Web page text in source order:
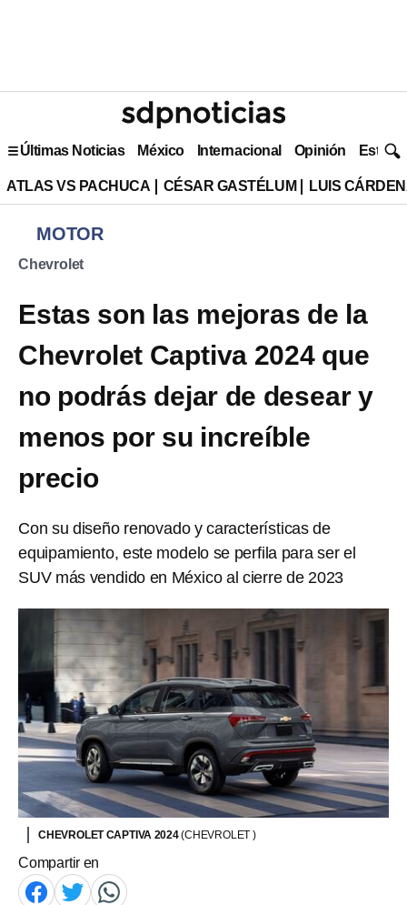
Últimas Noticias México Internacional Opinión Estilo
ATLAS VS PACHUCA CÉSAR GASTÉLUM LUIS
MOTOR
Chevrolet
Estas son las mejoras de la
Chevrolet Captiva 2024 que
no podrás dejar de desear y
menos por su increíble
precio
Con su diseño renovado y características de
equipamiento, este modelo se perfila para ser el
SUV más vendido en México al cierre de 2023
CHEVROLET CAPTIVA 2024(CHEVROLET )
Compartir en